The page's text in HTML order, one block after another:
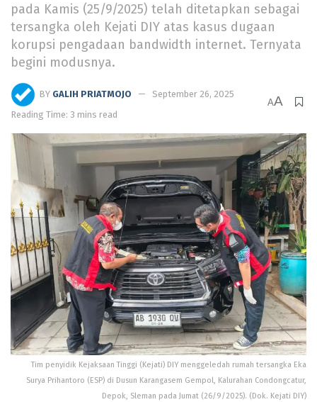
pada Kamis (25/9/2025) telah ditetapkan sebagai
tersangka oleh Kejati DIY atas kasus dugaan
korupsi pengadaan bandwidth internet. Ternyata
begini modusnya.
BY GALIH PRIATMOJO
September 26, 2025
Reading Time: 3 mins read
AA
Tim penyidik Kejaksaan Tinggi (Kejati) DIY menggeledah rumah tersangka Eka
Surya Prihantoro (ESP) di Dusun Karangasem Gempol, Kalurahan Condongcatur,
Depok, Sleman pada Jumat (26/9/2025). (Dok. Kejati DIY)